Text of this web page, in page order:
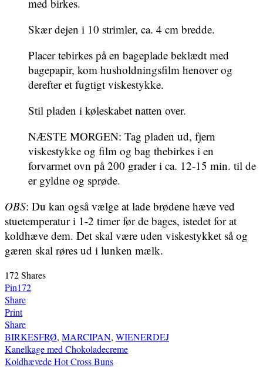
med birkes.
Skær dejen i 10 strimler, ca. 4 cm bredde.
Placer tebirkes på en bageplade beklædt med
bagepapir, kom husholdningsfilm henover og
derefter et fugtigt viskestykke.
Stil pladen i køleskabet natten over.
NÆSTE MORGEN: Tag pladen ud, fjern
viskestykke og film og bag thebirkes i en
forvarmet ovn på 200 grader i ca. 12-15 min. til de
er gyldne og sprøde.
OBS: Du kan også vælge at lade brødene hæve ved
stuetemperatur i 1-2 timer før de bages, istedet for at
koldhæve dem. Det skal være uden viskestykket så og
gæren skal røres ud i lunken mælk.
172Shares
Pin172
Share
Print
Share
BIRKESFRØ, MARCIPAN, WIENERDEJ
Indlægsnavigation
Kanelkage med Chokoladecreme
Koldhævede Hot Cross Buns